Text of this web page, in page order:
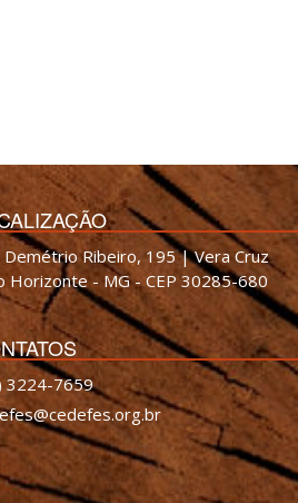
Demétrio Ribeiro, 195 | Vera Cruz
Horizonte - MG - CEP 30285-680
3224-7659